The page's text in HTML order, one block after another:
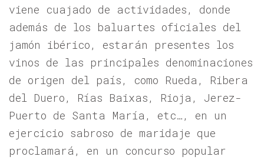
viene cuajado de actividades, donde
además de los baluartes oficiales del
jamón ibérico, estarán presentes los
vinos de las principales denominaciones
de origen del país, como Rueda, Ribera
del Duero, Rías Baixas, Rioja, Jerez-
Puerto de Santa María, etc…, en un
ejercicio sabroso de maridaje que
proclamará, en un concurso popular